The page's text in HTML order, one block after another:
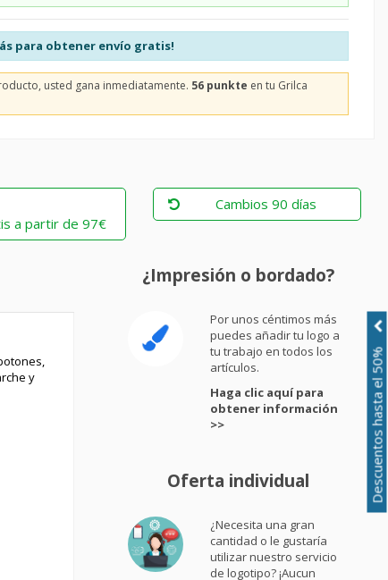
para obtener envío gratis!
usted gana inmediatamente. 56 punkte en tu Grilca
a partir de 97€
Cambios 90 días
y
¿Impresión o bordado?
Por unos céntimos más
puedes añadir tu logo a
tu trabajo en todos los
artículos.
Haga clic aquí para
obtener información
>>
Oferta individual
¿Necesita una gran
cantidad o le gustaría
utilizar nuestro servicio
de logotipo? ¡Aucun
Descuentos hasta el 50%